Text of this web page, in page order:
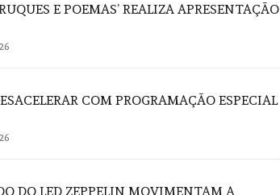
E POEMAS’ REALIZA APRESENTAÇÃO
COM PROGRAMAÇÃO ESPECIAL
DO LED ZEPPELIN MOVIMENTAM A